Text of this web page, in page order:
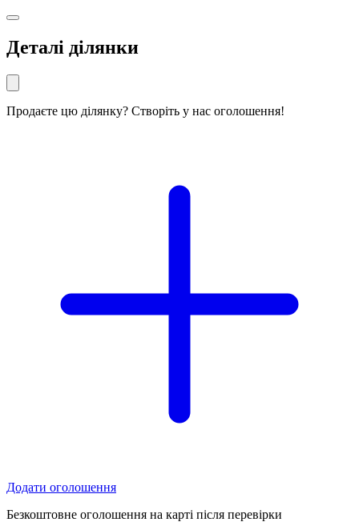
Деталі ділянки
Продаєте цю ділянку? Створіть у нас оголошення!
Додати оголошення
Безкоштовне оголошення на карті після перевірки